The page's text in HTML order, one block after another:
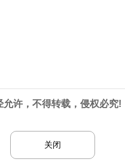
允许，不得转载，侵权必究!
关闭